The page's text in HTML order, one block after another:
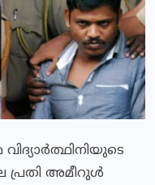
അമീറുൾ